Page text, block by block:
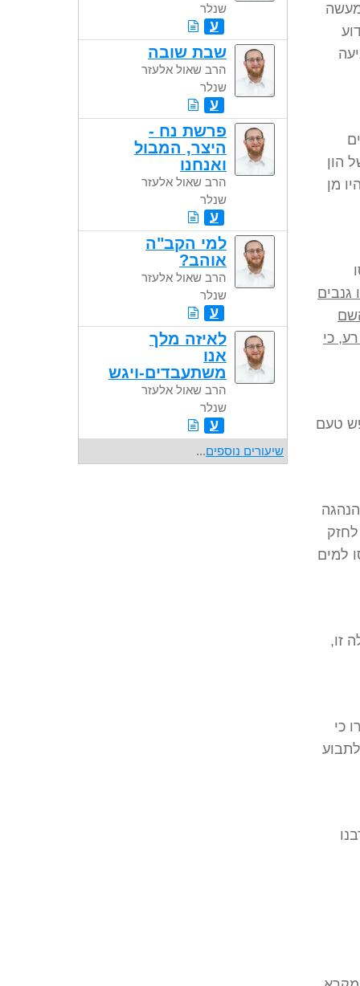
הון
מן
גנבים
כי
טעם
למים
זו,
כי
שנלר
ע
שבת שובה
הרב שאול אלעזר
שנלר
ע
פרשת נח -
היצר, המבול
ואנחנו
הרב שאול אלעזר
שנלר
ע
למי הקב"ה
אוהב?
הרב שאול אלעזר
שנלר
ע
לאיזה מלך
אנו
משתעבדים-ויגש
הרב שאול אלעזר
שנלר
ע
שיעורים נוספים...